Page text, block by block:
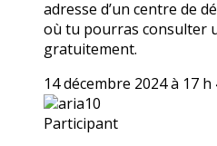
adresse d’un centre de
où tu pourras consulter
gratuitement.
14 décembre 2024 à 17 h
aria10
Participant